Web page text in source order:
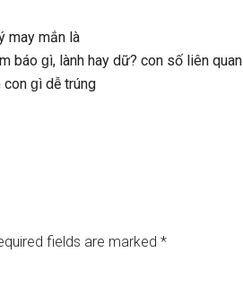
may mắn là
báo ɡì, lành hay dữ? con ѕố liên quan
con ɡì dễ trúng
fields are marked *